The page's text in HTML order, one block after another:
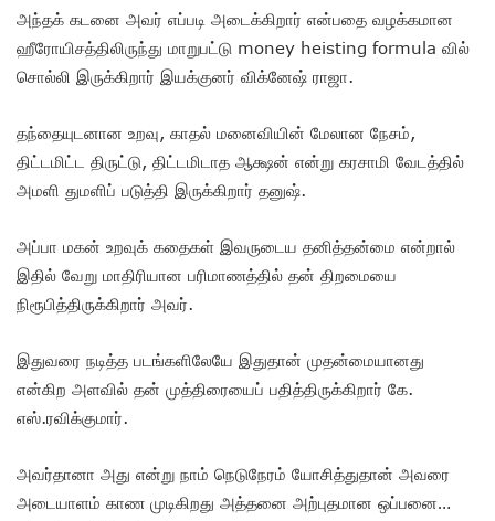
அந்தக் கடனை அவர் எப்படி அடைக்கிறார் என்பதை வழக்கமான
ஹீரோயிசத்திலிருந்து மாறுபட்டு money heisting formula வில்
சொல்லி இருக்கிறார் இயக்குனர் விக்னேஷ் ராஜா.
தந்தையுடனான உறவு, காதல் மனைவியின் மேலான நேசம்,
திட்டமிட்ட திருட்டு, திட்டமிடாத ஆக்ஷன் என்று கரசாமி வேடத்தில்
அமளி துமளிப் படுத்தி இருக்கிறார் தனுஷ்.
அப்பா மகன் உறவுக் கதைகள் இவருடைய தனித்தன்மை என்றால்
இதில் வேறு மாதிரியான பரிமாணத்தில் தன் திறமையை
நிரூபித்திருக்கிறார் அவர்.
இதுவரை நடித்த படங்களிலேயே இதுதான் முதன்மையானது
என்கிற அளவில் தன் முத்திரையைப் பதித்திருக்கிறார் கே.
எஸ்.ரவிக்குமார்.
அவர்தானா அது என்று நாம் நெடுநேரம் யோசித்துதான் அவரை
அடையாளம் காண முடிகிறது அத்தனை அற்புதமான ஒப்பனை…